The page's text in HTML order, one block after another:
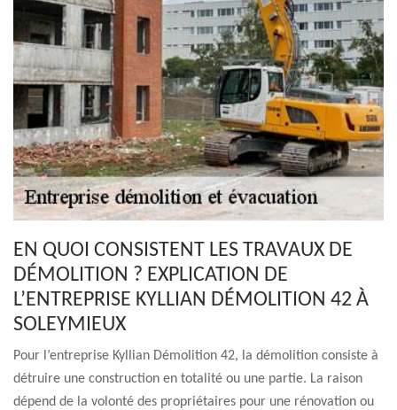
EN QUOI CONSISTENT LES TRAVAUX DE
DÉMOLITION ? EXPLICATION DE
L’ENTREPRISE KYLLIAN DÉMOLITION 42 À
SOLEYMIEUX
Pour l’entreprise Kyllian Démolition 42, la démolition consiste à
détruire une construction en totalité ou une partie. La raison
dépend de la volonté des propriétaires pour une rénovation ou